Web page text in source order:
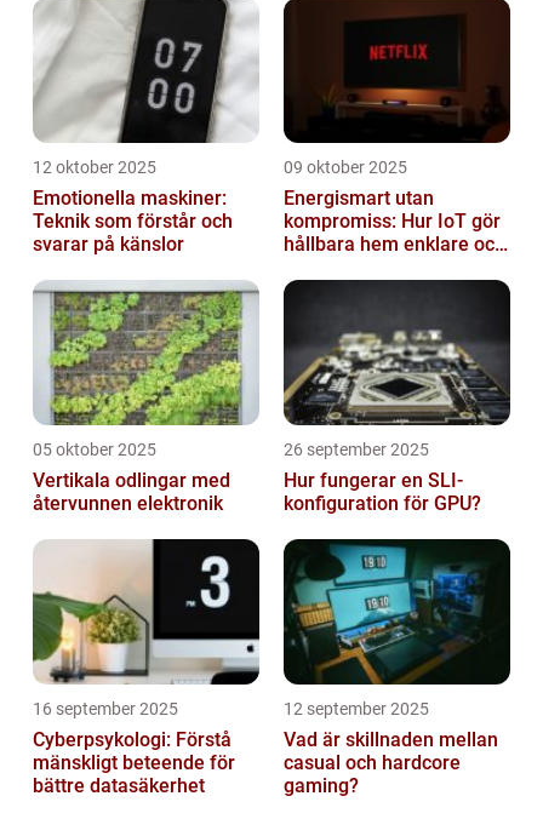
12 oktober 2025
Emotionella maskiner:
Teknik som förstår och
svarar på känslor
09 oktober 2025
Energismart utan
kompromiss: Hur IoT gör
hållbara hem enklare och
05 oktober 2025
Vertikala odlingar med
återvunnen elektronik
26 september 2025
Hur fungerar en SLI-
konfiguration för GPU?
16 september 2025
Cyberpsykologi: Förstå
mänskligt beteende för
bättre datasäkerhet
12 september 2025
Vad är skillnaden mellan
casual och hardcore
gaming?